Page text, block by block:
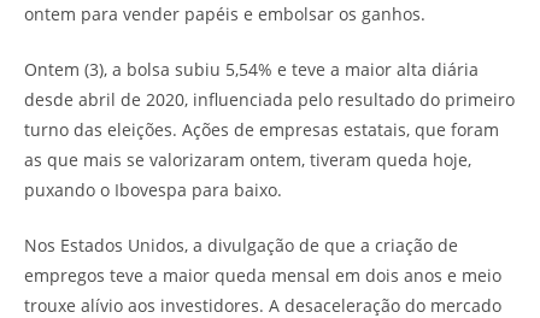
ontem para vender papéis e embolsar os ganhos.
Ontem (3), a bolsa subiu 5,54% e teve a maior alta diária
desde abril de 2020, influenciada pelo resultado do primeiro
turno das eleições. Ações de empresas estatais, que foram
as que mais se valorizaram ontem, tiveram queda hoje,
puxando o Ibovespa para baixo.
Nos Estados Unidos, a divulgação de que a criação de
empregos teve a maior queda mensal em dois anos e meio
trouxe alívio aos investidores. A desaceleração do mercado